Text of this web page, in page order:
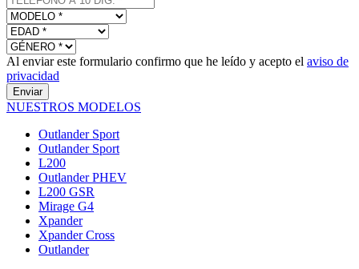
Al enviar este formulario confirmo que he leído y acepto el aviso de
privacidad
Enviar
NUESTROS MODELOS
Outlander Sport
Outlander Sport
L200
Outlander PHEV
L200 GSR
Mirage G4
Xpander
Xpander Cross
Outlander